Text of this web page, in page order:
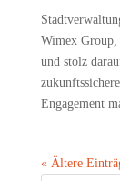
Wimex
und stolz
Engagement
« Ältere